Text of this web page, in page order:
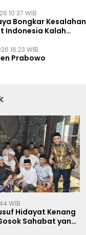
10:37 WIB
Bongkar Kesalahan
Indonesia Kalah
16:23 WIB
Prabowo
WIB
Hidayat Kenang
Sahabat yang